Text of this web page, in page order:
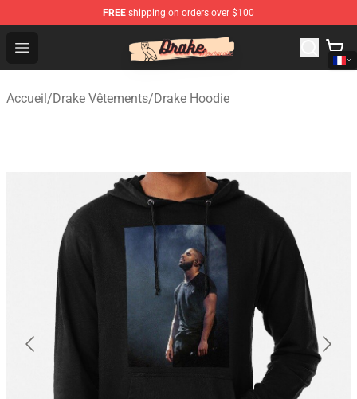
FREE shipping on orders over $100
Open menu
Drake Shop - Official Drake Merchandise Store
Accueil/Drake Vêtements/Drake Hoodie